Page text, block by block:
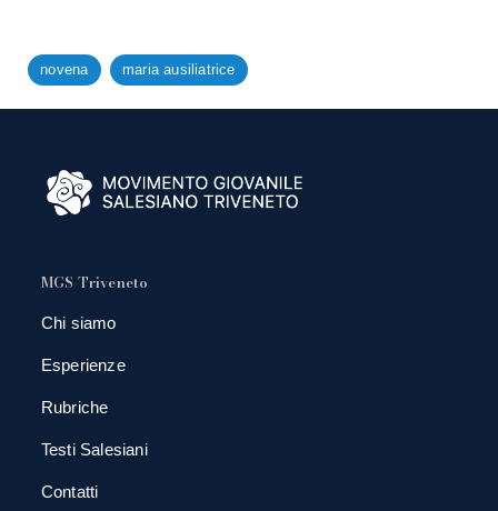
novena maria ausiliatrice
MGS Triveneto
Chi siamo
Esperienze
Rubriche
Testi Salesiani
Contatti